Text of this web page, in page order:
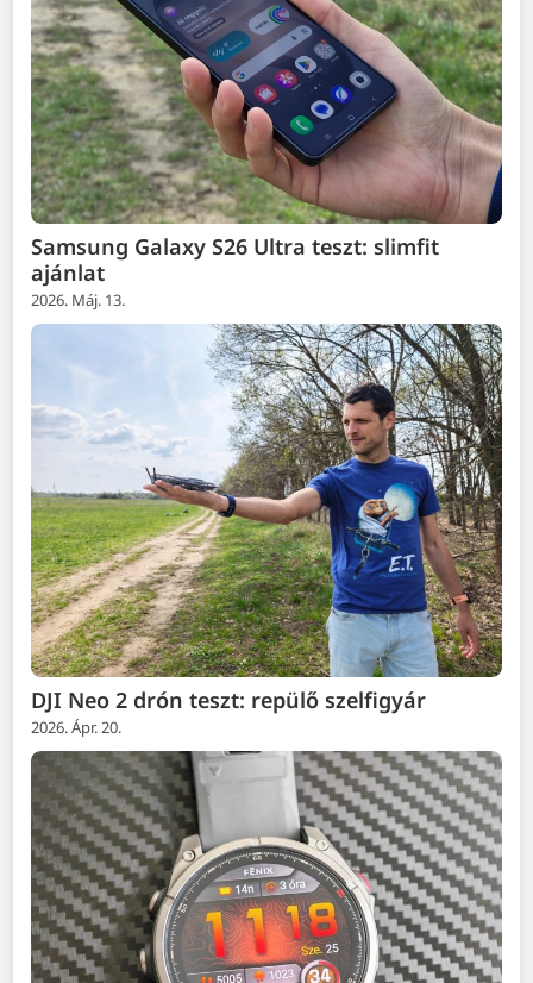
Samsung Galaxy S26 Ultra teszt: slimfit
ajánlat
2026. Máj. 13.
DJI Neo 2 drón teszt: repülő szelfigyár
2026. Ápr. 20.